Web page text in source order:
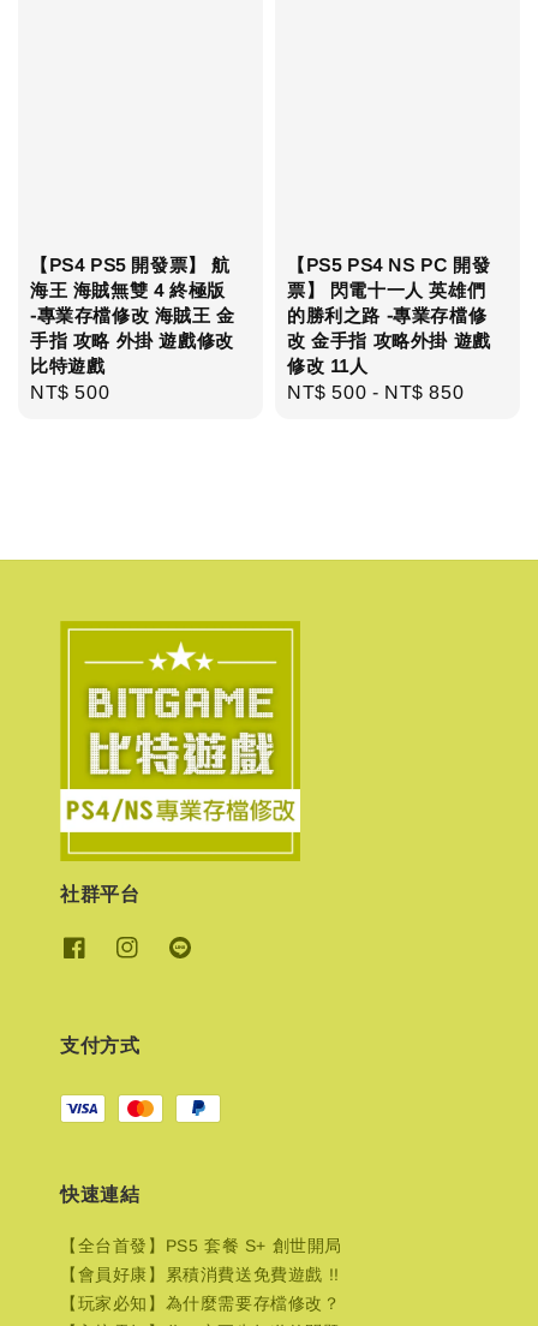
【PS4 PS5 開發票】 航
海王 海賊無雙 4 終極版
-專業存檔修改 海賊王 金
手指 攻略 外掛 遊戲修改
比特遊戲
Regular
NT$ 500
【PS5 PS4 NS PC 開發
票】 閃電十一人 英雄們
的勝利之路 -專業存檔修
改 金手指 攻略外掛 遊戲
修改 11人
Regular
NT$ 500 - NT$ 850
社群平台
支付方式
快速連結
【全台首發】PS5 套餐 S+ 創世開局
【會員好康】累積消費送免費遊戲 !!
【玩家必知】為什麼需要存檔修改？